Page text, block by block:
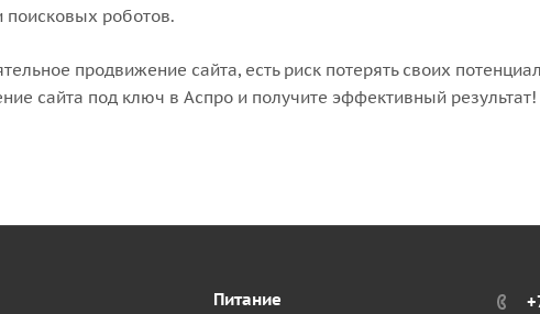
роботов.
продвижение сайта, есть риск потерять своих
сайта под ключ в Аспро и получите эффективный результат!
Питание